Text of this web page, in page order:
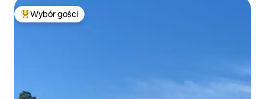
Najpopularniejsze z kategorii Wybór gości
Wybór gości